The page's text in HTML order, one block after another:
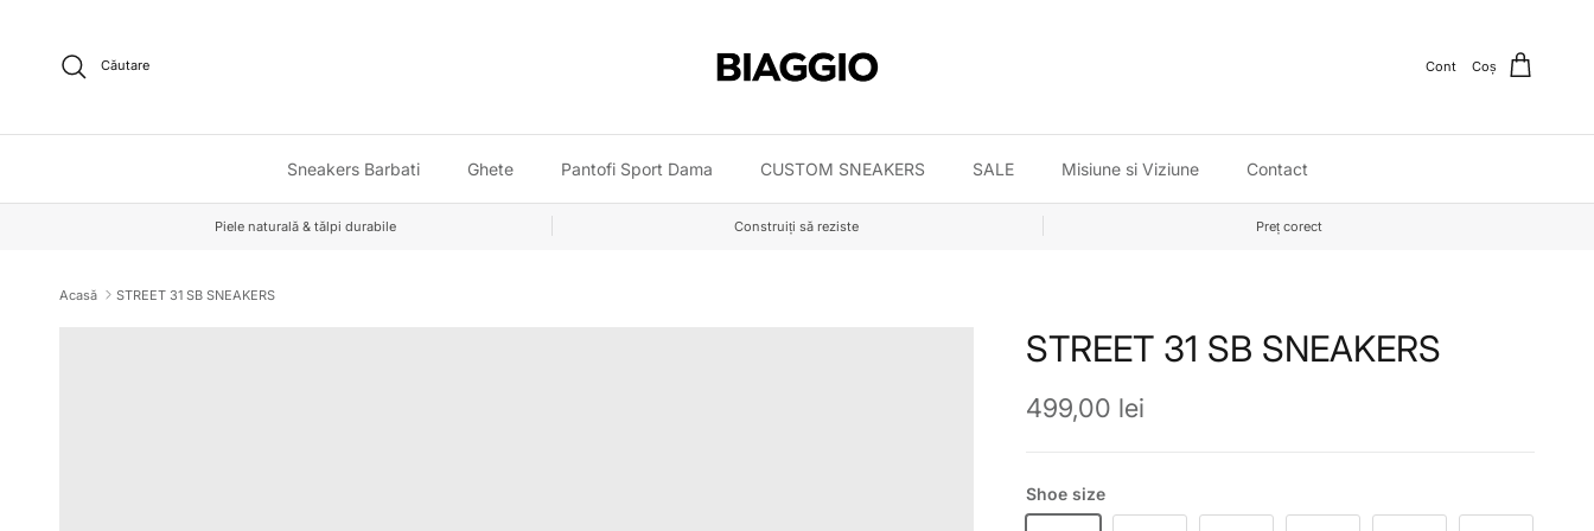
Căutare Cont Coș
Sneakers Barbati Ghete Pantofi Sport Dama CUSTOM SNEAKERS SALE Misiune si Viziune Contact
Piele naturală & tălpi durabile Construiți să reziste Preț corect
Acasă STREET 31 SB SNEAKERS
STREET 31 SB SNEAKERS
Preț obișnuit
499,00 lei
Shoe size